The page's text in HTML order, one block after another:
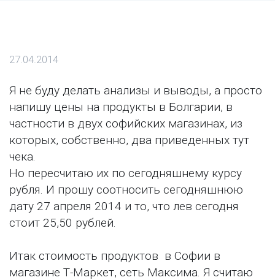
27.04.2014
Я не буду делать анализы и выводы, а просто
напишу цены на продукты в Болгарии, в
частности в двух софийских магазинах, из
которых, собственно, два приведенных тут
чека.
Но пересчитаю их по сегодняшнему курсу
рубля. И прошу соотносить сегодняшнюю
дату 27 апреля 2014 и то, что лев сегодня
стоит 25,50 рублей.
Итак стоимость продуктов в Софии в
магазине Т-Маркет, сеть Максима. Я считаю